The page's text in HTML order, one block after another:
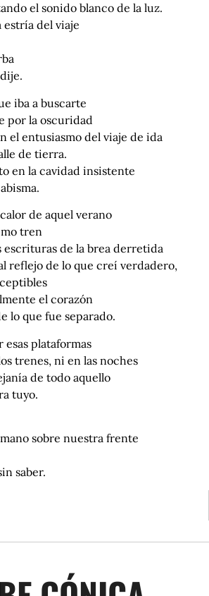
el sonido blanco de la luz.
estría del viaje
iba a buscarte
por la oscuridad
el entusiasmo del viaje de ida
de tierra.
en la cavidad insistente
de aquel verano
tren
escrituras de la brea derretida
reflejo de lo que creí verdadero,
el corazón
lo que fue separado.
esas plataformas
trenes, ni en las noches
de todo aquello
tuyo.
sobre nuestra frente
saber.